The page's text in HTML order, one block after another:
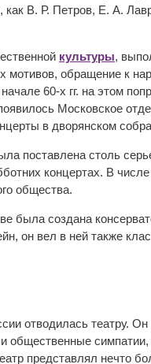
как В. Р. Петров, Е. А.
культуры,
мотивов, обращение к
60-х гг. на этом
Московское
в дворянском
поставлена столь
концертах. В
общества.
была создана
он вел в ней также
отводилась театру.
общественные
представлял нечто